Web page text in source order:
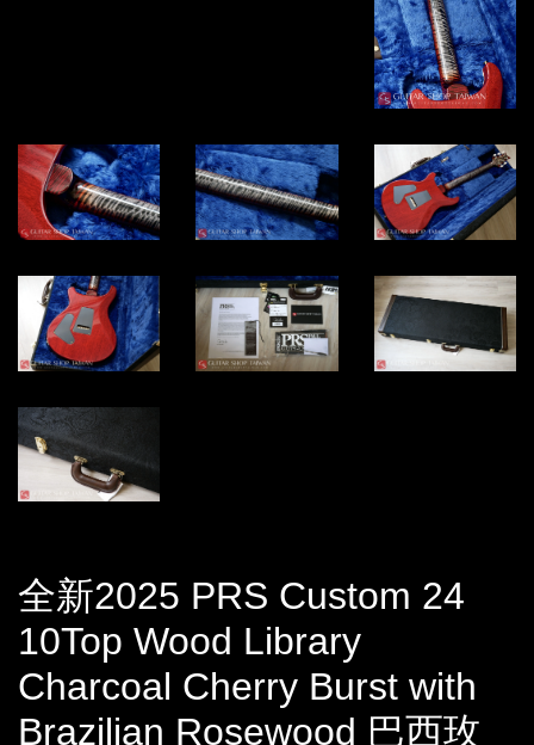
全新2025 PRS Custom 24
10Top Wood Library
Charcoal Cherry Burst with
Brazilian Rosewood 巴西玫